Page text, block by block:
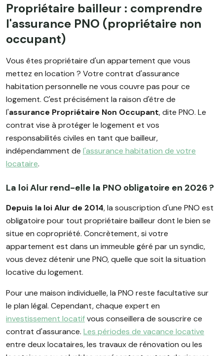
Propriétaire bailleur : comprendre
l'assurance PNO (propriétaire non
occupant)
Vous êtes propriétaire d'un appartement que vous
mettez en location ? Votre contrat d'assurance
habitation personnelle ne vous couvre pas pour ce
logement. C'est précisément la raison d'être de
l'assurance Propriétaire Non Occupant, dite PNO. Le
contrat vise à protéger le logement et vos
responsabilités civiles en tant que bailleur,
indépendamment de l'assurance habitation de votre
locataire.
La loi Alur rend-elle la PNO obligatoire en 2026 ?
Depuis la loi Alur de 2014, la souscription d'une PNO est
obligatoire pour tout propriétaire bailleur dont le bien se
situe en copropriété. Concrètement, si votre
appartement est dans un immeuble géré par un syndic,
vous devez détenir une PNO, quelle que soit la situation
locative du logement.
Pour une maison individuelle, la PNO reste facultative sur
le plan légal. Cependant, chaque expert en
investissement locatifvous conseillera de souscrire ce
contrat d'assurance. Les périodes de vacance locative
entre deux locataires, les travaux de rénovation ou les